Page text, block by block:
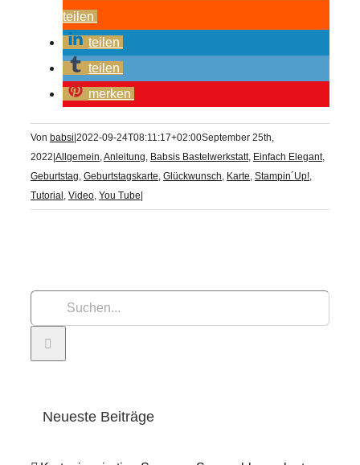
teilen
teilen
teilen
merken
Von babsi|2022-09-24T08:11:17+02:00September 25th,
2022|Allgemein Anleitung Babsis Bastelwerkstatt, Einfach Elegant,
Geburtstag Geburtstagskarte Glückwunsch Karte Stampin´Up!
Tutorial Video You Tube|
nach:
Neueste Beiträge